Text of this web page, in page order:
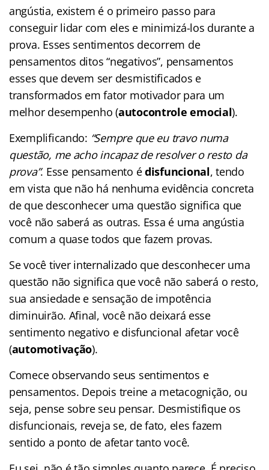
angústia, existem é o primeiro passo para
conseguir lidar com eles e minimizá-los durante a
prova. Esses sentimentos decorrem de
pensamentos ditos “negativos”, pensamentos
esses que devem ser desmistificados e
transformados em fator motivador para um
melhor desempenho (autocontrole emocial).
Exemplificando: “Sempre que eu travo numa
questão, me acho incapaz de resolver o resto da
prova”. Esse pensamento édisfuncional, tendo
em vista que não há nenhuma evidência concreta
de que desconhecer uma questão significa que
você não saberá as outras. Essa é uma angústia
comum a quase todos que fazem provas.
Se você tiver internalizado que desconhecer uma
questão não significa que você não saberá o resto,
sua ansiedade e sensação de impotência
diminuirão. Afinal, você não deixará esse
sentimento negativo e disfuncional afetar você
(automotivação).
Comece observando seus sentimentos e
pensamentos. Depois treine a metacognição, ou
seja, pense sobre seu pensar. Desmistifique os
disfuncionais, reveja se, de fato, eles fazem
sentido a ponto de afetar tanto você.